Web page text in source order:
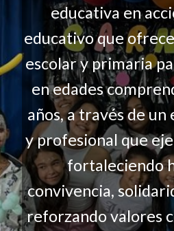
educativa en
educativo que
escolar y primaria
en edades
años, a través de
y profesional que
fortaleciendo
convivencia,
reforzando valores